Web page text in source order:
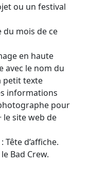
ou un festival
du mois de ce
en haute
avec le nom du
petit texte
informations
pour
le site web de
d’affiche.
Bad Crew.